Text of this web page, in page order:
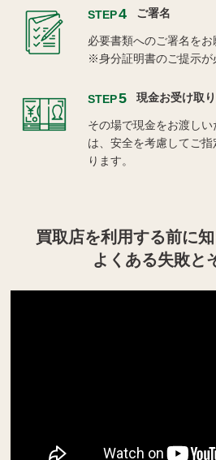
STEP4 ご署名
必要書類へのご署名をお
※身分証明書のご提示が
STEP5 現金お受け取り
その場で現金をお渡し
は、安全を考慮してご
ります。
買取店を利用する前に
よくある失敗と